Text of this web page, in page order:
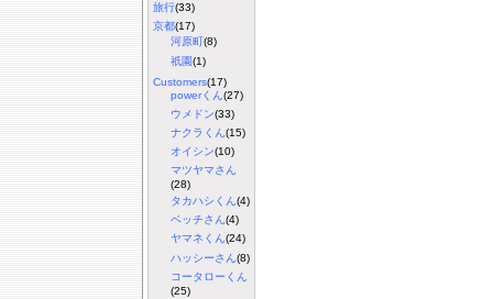
旅行(33)
京都(17)
河原町 (8)
祇園(1)
Customers(17)
powerくん (27)
ウメドン(33)
ナクラくん (15)
オイシン(10)
マツヤマさん
(28)
タカハシくん(4)
ベッチさん(4)
ヤマネくん(24)
ハッシーさん (8)
コータローくん
(25)